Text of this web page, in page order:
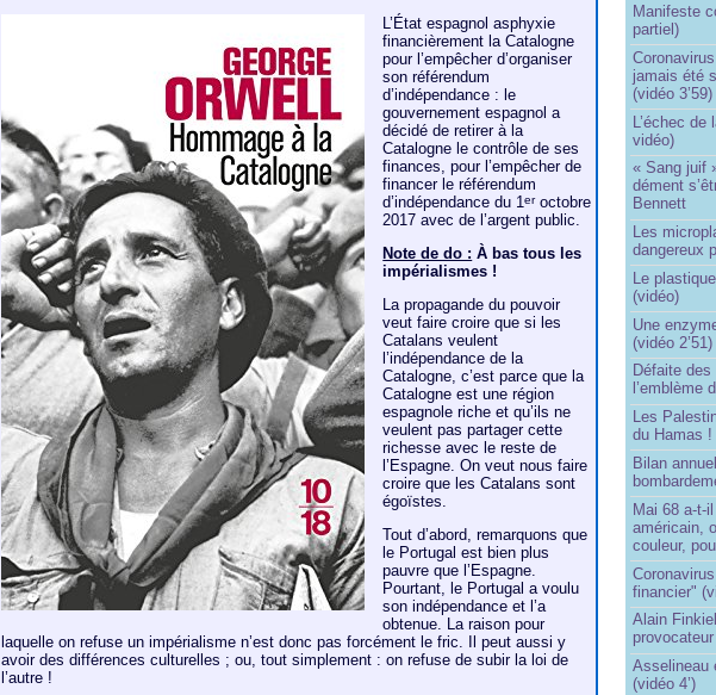
L’État espagnol asphyxie
financièrement la Catalogne
pour l’empêcher d’organiser
son référendum
d’indépendance : le
gouvernement espagnol a
décidé de retirer à la
Catalogne le contrôle de ses
finances, pour l’empêcher de
financer le référendum
d’indépendance du 1eroctobre
2017 avec de l’argent public.
Note de do : À bas tous les
impérialismes !
La propagande du pouvoir
veut faire croire que si les
Catalans veulent
l’indépendance de la
Catalogne, c’est parce que la
Catalogne est une région
espagnole riche et qu’ils ne
veulent pas partager cette
richesse avec le reste de
l’Espagne. On veut nous faire
croire que les Catalans sont
égoïstes.
Tout d’abord, remarquons que
le Portugal est bien plus
pauvre que l’Espagne.
Pourtant, le Portugal a voulu
son indépendance et l’a
obtenue. La raison pour
laquelle on refuse un impérialisme n’est donc pas forcément le fric. Il peut aussi y
avoir des différences culturelles ; ou, tout simplement : on refuse de subir la loi de
l’autre !
Manifeste
partiel)
jamais été
(vidéo 3’59)
L’échec
vidéo)
« Sang juif
dément
Bennett
Les
dangereux
Le
(vidéo)
Une
(vidéo 2’51)
Défaite
l’emblème
Les
du Hamas !
Bilan
Mai 68 a-t-
américain,
couleur,
financier"
Alain
Asselineau
(vidéo 4’)